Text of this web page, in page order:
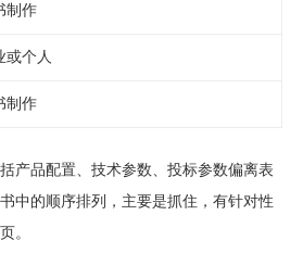
制作
或个人
制作
产品配置、技术参数、投标参数偏离表
中的顺序排列，主要是抓住，有针对性
。